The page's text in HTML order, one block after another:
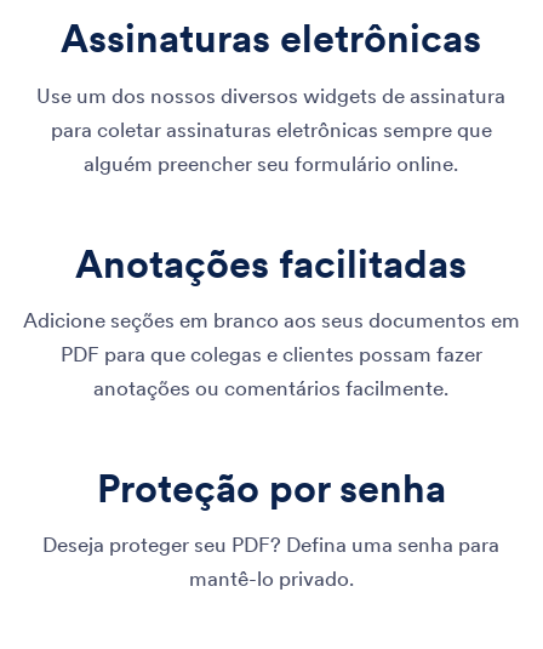
Assinaturas eletrônicas
Use um dos nossos diversos widgets de assinatura
para coletar assinaturas eletrônicas sempre que
alguém preencher seu formulário online.
Anotações facilitadas
Adicione seções em branco aos seus documentos em
PDF para que colegas e clientes possam fazer
anotações ou comentários facilmente.
Proteção por senha
Deseja proteger seu PDF? Defina uma senha para
mantê-lo privado.